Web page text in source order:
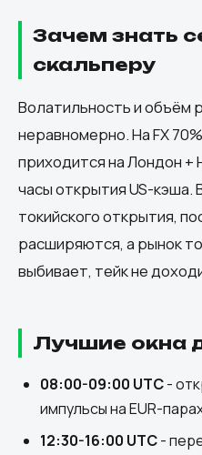
Зачем знать
скальперу
Волатильность и объём
неравномерно. На FX
приходится на Лондон +
часы открытия US-кэша.
токийского открытия,
расширяются, а рынок
выбивает, тейк не
Лучшие окна
08:00-09:00 UTC-
импульсы на EUR-
12:30-16:00 UTC-